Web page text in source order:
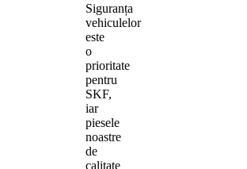
Siguranța
vehiculelor
este
o
prioritate
pentru
SKF,
iar
piesele
noastre
de
calitate